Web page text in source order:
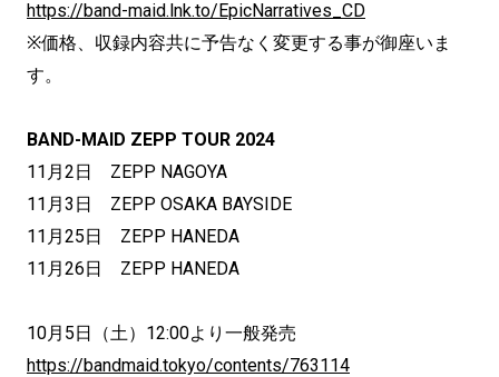
https://band-maid.lnk.to/EpicNarratives_CD
※価格、収録内容共に予告なく変更する事が御座いま
す。
BAND-MAID ZEPP TOUR 2024
11月2日 ZEPP NAGOYA
11月3日 ZEPP OSAKA BAYSIDE
11月25日 ZEPP HANEDA
11月26日 ZEPP HANEDA
10月5日（土）12:00より一般発売
https://bandmaid.tokyo/contents/763114